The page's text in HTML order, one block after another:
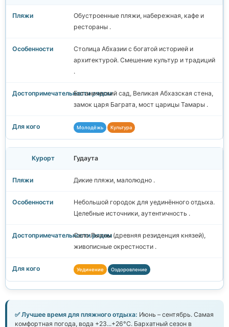
Обустроенные пляжи, набережная, кафе и
рестораны .
Столица Абхазии с богатой историей и
архитектурой. Смешение культур и традиций
.
Ботанический сад, Великая Абхазская стена,
замок царя Баграта, мост царицы Тамары .
Молодёжь Культура
Гудаута
Дикие пляжи, малолюдно .
Небольшой городок для уединённого отдыха.
Целебные источники, аутентичность .
Село Лыхны (древняя резиденция князей),
живописные окрестности .
Уединение Оздоровление
✅ Лучшее время для пляжного отдыха: Июнь – сентябрь. Самая
комфортная погода, вода +23...+26°C. Бархатный сезон в